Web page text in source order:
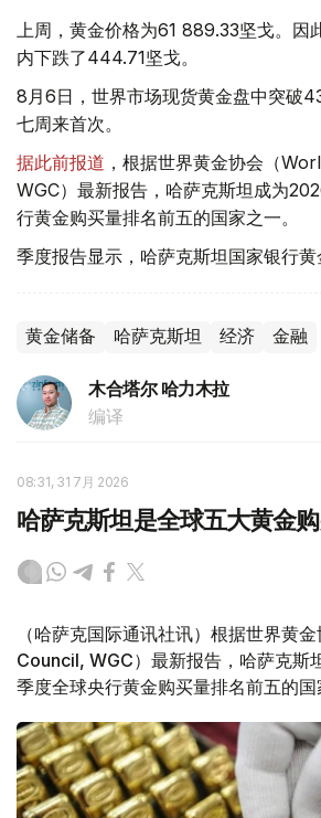
上周，黄金价格为61 889.33坚戈。因
内下跌了444.71坚戈。
8月6日，世界市场现货黄金盘中突破
七周来首次。
据此前报道 ，根据世界黄金协会（
WGC）最新报告，哈萨克斯坦成为
行黄金购买量排名前五的国家之一。
季度报告显示，哈萨克斯坦国家银行黄
黄金储备 哈萨克斯坦 经济 金融
木合塔尔 哈力木拉
编译
08:31, 31 7月 2026
哈萨克斯坦是全球五大黄金
（哈萨克国际通讯社讯）根据世界黄
Council, WGC）最新报告，哈萨克斯
季度全球央行黄金购买量排名前五的国